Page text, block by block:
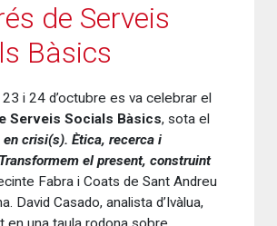
de Serveis
Bàsics
i 24 d’octubre es va celebrar el
Serveis Socials Bàsics, sota el
en crisi(s). Ètica, recerca i
el present, construint
Fabra i Coats de Sant Andreu
David Casado, analista d’Ivàlua,